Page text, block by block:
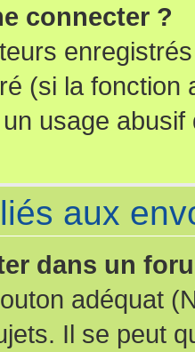
connecter ?
(si la fonction
usage
aux
dans un
adéquat
Il se peut